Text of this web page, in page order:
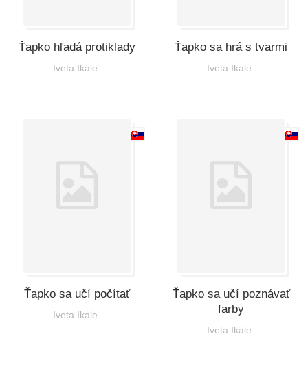
Ťapko hľadá protiklady
Iveta Ikale
Ťapko sa hrá s tvarmi
Iveta Ikale
Ťapko sa učí počítať
Iveta Ikale
Ťapko sa učí poznávať
farby
Iveta Ikale